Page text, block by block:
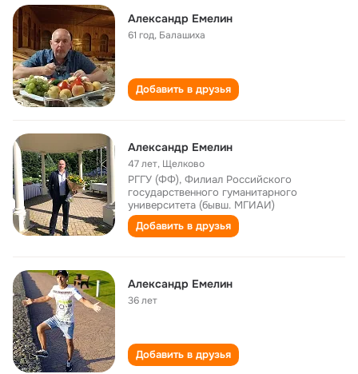
Александр Емелин
61 год, Балашиха
Добавить в друзья
Александр Емелин
47 лет, Щелково
РГГУ (ФФ), Филиал Российского
государственного гуманитарного
университета (бывш. МГИАИ)
Добавить в друзья
Александр Емелин
36 лет
Добавить в друзья